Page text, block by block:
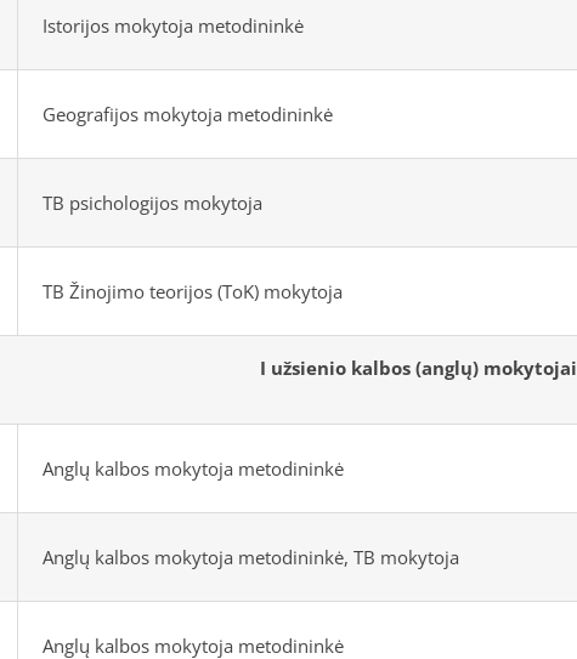
Istorijos mokytoja metodininkė
Geografijos mokytoja metodininkė
TB psichologijos mokytoja
TB Žinojimo teorijos (ToK) mokytoja
I užsienio kalbos (anglų) mokytojai
Anglų kalbos mokytoja metodininkė
Anglų kalbos mokytoja metodininkė, TB mokytoja
Anglų kalbos mokytoja metodininkė